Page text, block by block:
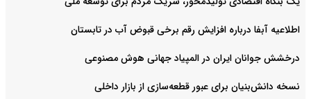
اطلاعیه آبفا درباره افزایش رقم برخی قبوض آب در تابستان
درخشش جوانان ایران در المپیاد جهانی هوش مصنوعی
نسخه دانش‌بنیان برای عبور قطعه‌سازی از بازار داخلی